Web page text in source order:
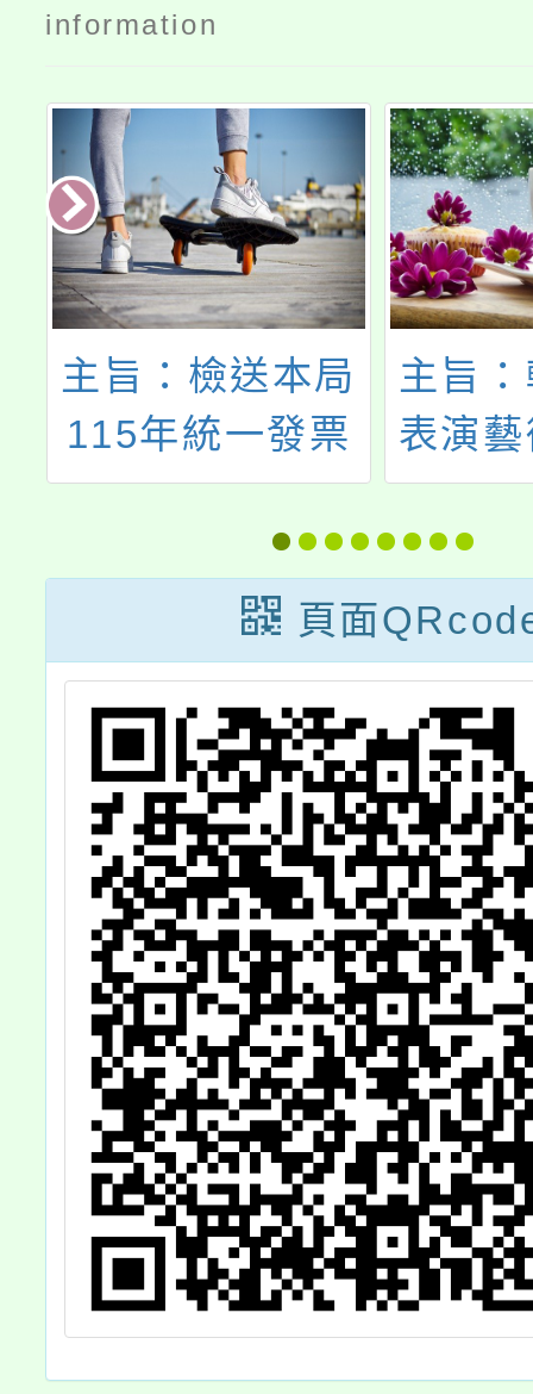
information
主旨：轉知國家
表演藝術中心臺
中國家歌劇院(以
下簡稱臺中國家
歌劇院)主辦
「2025 藝起進
劇場—阿卡貝拉
篇」活動資訊，
請貴校踴躍報名
參加，請查照。
主旨
處推
「
營」
公告
站，
學生
請
頁面